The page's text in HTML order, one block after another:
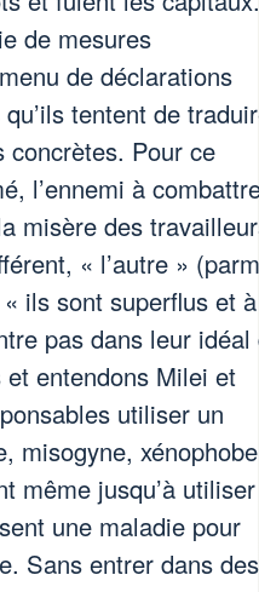
de mesures
de déclarations
tentent de
concrètes. Pour ce
l’ennemi à
misère des
« l’autre »
ils sont superflus et à
pas dans leur idéal
entendons Milei et
utiliser un
misogyne,
même jusqu’à utiliser
une maladie pour
Sans entrer dans des